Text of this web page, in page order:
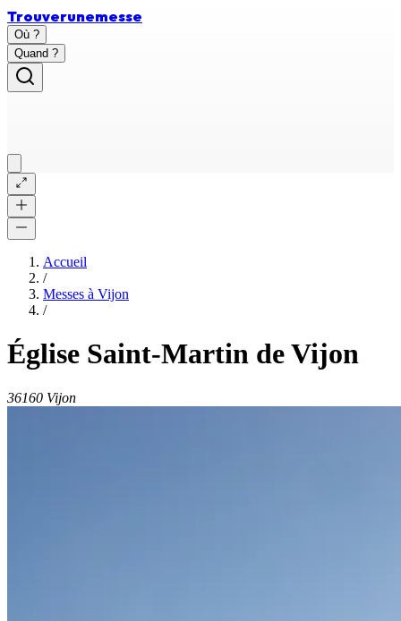
Trouverunemesse
Où ?
Quand ?
Accueil
/
Messes à Vijon
/
Église Saint-Martin de Vijon
36160 Vijon